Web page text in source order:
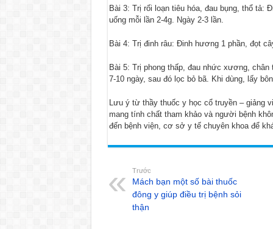
Bài 3: Trị rối loạn tiêu hóa, đau bụng, thổ tả:
uống mỗi lần 2-4g. Ngày 2-3 lần.
Bài 4: Trị đinh râu: Đinh hương 1 phần, đọt
Bài 5: Trị phong thấp, đau nhức xương,
7-10 ngày, sau đó lọc bỏ bã. Khi dùng, lấy
Lưu ý từ thầy thuốc y học cổ truyền – giảng
mang tính chất tham khảo và người bệnh
đến bệnh viện, cơ sở y tế chuyên khoa để
Trước
Mách bạn một số bài thuốc
đông y giúp điều trị bệnh sỏi
thận